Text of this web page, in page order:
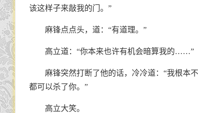
该这样子来敲我的门。”
麻锋点点头，道：“有道理。”
高立道：“你本来也许有机会暗算我的……”
麻锋突然打断了他的话，冷冷道：“我根本
都可以杀了你。”
高立大笑。